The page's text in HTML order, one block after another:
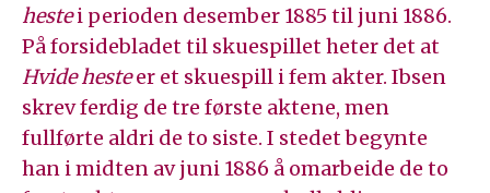
hestei perioden desember 1885 til juni 1886.
På forsidebladet til skuespillet heter det at
Hvide hesteer et skuespill i fem akter. Ibsen
skrev ferdig de tre første aktene, men
fullførte aldri de to siste. I stedet begynte
han i midten av juni 1886 å omarbeide de to